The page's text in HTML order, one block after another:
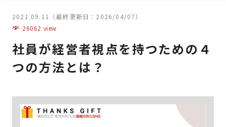
2021.09.11（最終更新日：2026/04/07）
26062 view
社員が経営者視点を持つための４
つの方法とは？